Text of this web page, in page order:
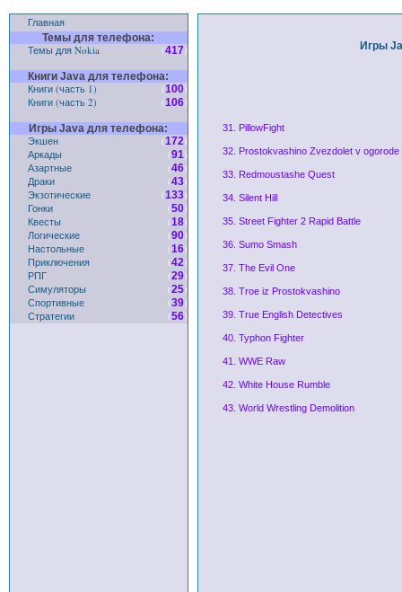
Главная
Темы для телефона:
Темы для Nokia (417)
Книги Java для телефона:
Книги (часть 1) (100)
Книги (часть 2)
(106)
Игры Java для телефона:
Экшен (172)
Аркады
(91)
Азартные
(46)
Драки
(43)
Экзотические
(133)
Гонки
(50)
Квесты
(18)
Логические
(90)
Настольные
(16)
Приключения
(42)
РПГ
(29)
Симуляторы
(25)
Спортивные
(39)
Стратегии
(56)
Игры
31. PillowFight
32. Prostokvashino Zvezdolet v ogorode
33. Redmoustashe Quest
34. Silent Hill
35. Street Fighter 2 Rapid Battle
36. Sumo Smash
37. The Evil One
38. Troe iz Prostokvashino
39. True English Detectives
40. Typhon Fighter
41. WWE Raw
42. White House Rumble
43. World Wrestling Demolition